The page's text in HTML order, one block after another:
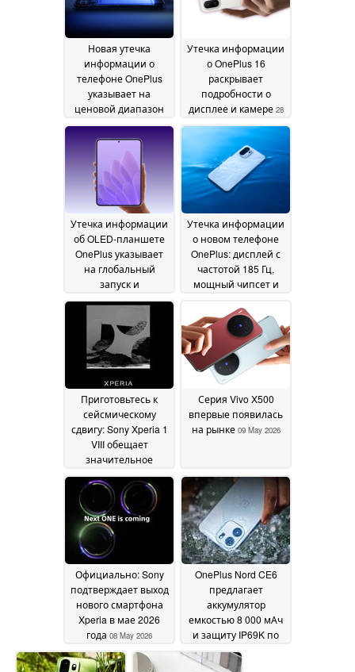
Новая утечка
информации о
телефоне OnePlus
указывает на
ценовой диапазон
~$221 и OLED-
дисплей 144 Гц
2026
Утечка информации
о OnePlus 16
раскрывает
подробности о
дисплее и камере 28
May 2026
Утечка информации
об OLED-планшете
OnePlus указывает
на глобальный
запуск и
высокопроизводительный
Утечка информации
о новом телефоне
OnePlus: дисплей с
частотой 185 Гц,
мощный чипсет и
больше, чем у
OnePlus 1518 May 2026
Приготовьтесь к
сейсмическому
сдвигу: Sony Xperia 1
VIII обещает
значительное
обновление камеры
в новом
официальном
тизере12 May 2026
Серия Vivo X500
впервые появилась
на рынке 09 May 2026
Официально: Sony
подтверждает выход
нового смартфона
Xperia в мае 2026
года 08 May 2026
OnePlus Nord CE6
предлагает
аккумулятор
емкостью 8 000 мАч
и защиту IP69K по
цене среднего
класса
07 May 2026